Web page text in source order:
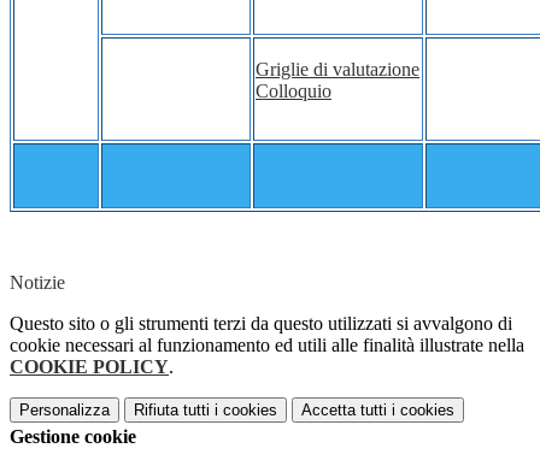
Griglie di valutazione
Colloquio
Notizie
Questo sito o gli strumenti terzi da questo utilizzati si avvalgono di
cookie necessari al funzionamento ed utili alle finalità illustrate nella
COOKIE POLICY.
Personalizza Rifiuta tutti i cookies Accetta tutti i cookies
Gestione cookie